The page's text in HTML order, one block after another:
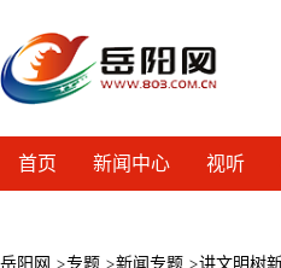
首页 新闻中心 视听
岳阳网 >专题 >新闻专题 >讲文明树